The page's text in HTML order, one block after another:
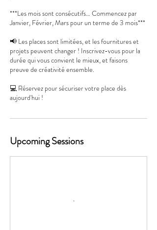
***Les mois sont consécutifs… Commencez par
Janvier, Février, Mars pour un terme de 3 mois***
📢 Les places sont limitées, et les fournitures et
projets peuvent changer ! Inscrivez-vous pour la
durée qui vous convient le mieux, et faisons
preuve de créativité ensemble.
💻 Réservez pour sécuriser votre place dès
aujourd'hui !
Upcoming Sessions